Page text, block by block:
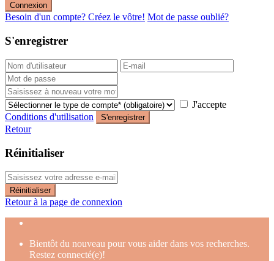
Connexion
Besoin d'un compte? Créez le vôtre! Mot de passe oublié?
S'enregistrer
J'accepte
Conditions d'utilisation
S'enregistrer
Retour
Réinitialiser
Réinitialiser
Retour à la page de connexion
Bientôt du nouveau pour vous aider dans vos recherches.
Restez connecté(e)!